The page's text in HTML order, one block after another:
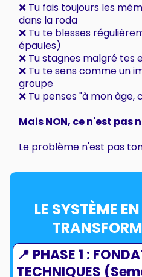
❌ Tu fais toujours les
dans la roda
❌ Tu te blesses
épaules)
❌ Tu stagnes malgré tes
❌ Tu te sens comme un
groupe
❌ Tu penses "à mon âge,
Mais NON, ce n'est pas
Le problème n'est pas
LE SYSTÈME
📍 PHASE 1 :
TECHNIQUES